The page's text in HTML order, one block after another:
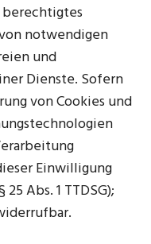
notwendigen
und
Dienste. Sofern
von Cookies und
Einwilligung
Abs. 1 TTDSG);